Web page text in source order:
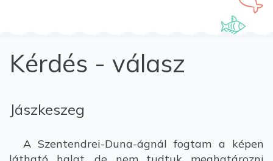
Kérdés - válasz
Jászkeszeg
A Szentendrei-Duna-ágnál fogtam a képen